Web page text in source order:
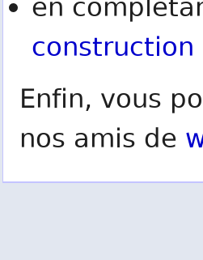
en
construction
Enfin, vous
nos amis de